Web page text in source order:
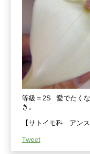
等級＝2S 愛でたく
き。
【サトイモ科 アンス
Tweet